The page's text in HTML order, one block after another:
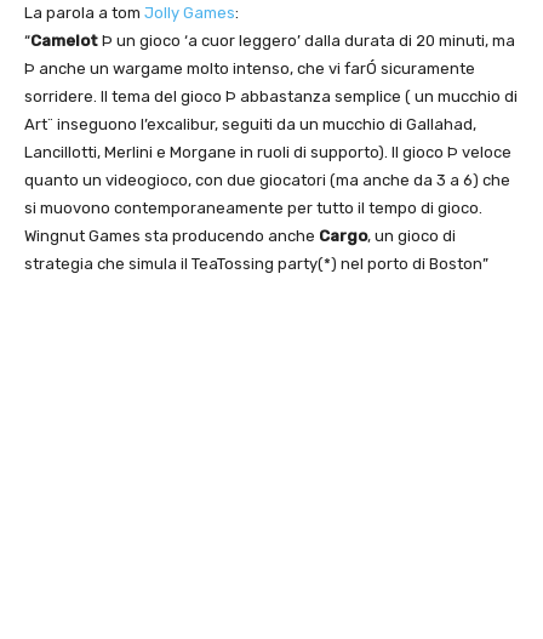
La parola a tom Jolly Games:
“Camelot Þ un gioco ‘a cuor leggero’ dalla durata di 20 minuti, ma
Þ anche un wargame molto intenso, che vi farÓ sicuramente
sorridere. Il tema del gioco Þ abbastanza semplice ( un mucchio di
Art¨ inseguono l’excalibur, seguiti da un mucchio di Gallahad,
Lancillotti, Merlini e Morgane in ruoli di supporto). Il gioco Þ veloce
quanto un videogioco, con due giocatori (ma anche da 3 a 6) che
si muovono contemporaneamente per tutto il tempo di gioco.
Wingnut Games sta producendo anche Cargo, un gioco di
strategia che simula il TeaTossing party(*) nel porto di Boston”